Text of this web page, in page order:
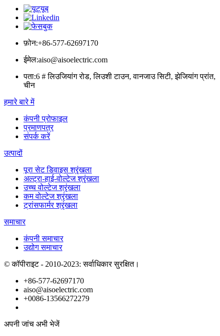
फ़ोन:+86-577-62697170
ईमेल:aiso@aisoelectric.com
पता:6 # लिउजियांग रोड, लिउशी टाउन, वानजाउ सिटी, झेजियांग प्रांत,
चीन
हमारे बारे में
कंपनी प्रोफाइल
प्रमाणपत्र
संपर्क करें
उत्पादों
पूरा सेट डिवाइस श्रृंखला
अल्ट्रा-हाई-वोल्टेज श्रृंखला
उच्च वोल्टेज श्रृंखला
कम वोल्टेज श्रृंखला
ट्रांसफार्मर श्रृंखला
समाचार
कंपनी समाचार
उद्योग समाचार
© कॉपीराइट - 2010-2023: सर्वाधिकार सुरक्षित।
+86-577-62697170
aiso@aisoelectric.com
+0086-13566272279
अपनी जांच अभी भेजें